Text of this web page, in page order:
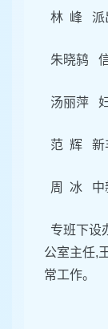
林 峰 派
朱晓鸫
汤丽萍
范 辉 新
周 冰 中
专班下设
公室主任,
常工作。